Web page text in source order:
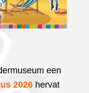
een
2026hervat